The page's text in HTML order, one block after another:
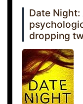
Date
dropping